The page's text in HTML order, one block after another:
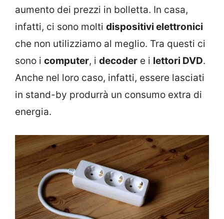
aumento dei prezzi in bolletta. In casa,
infatti, ci sono molti dispositivi elettronici
che non utilizziamo al meglio. Tra questi ci
sono i computer, i decoder e i lettori DVD.
Anche nel loro caso, infatti, essere lasciati
in stand-by produrrà un consumo extra di
energia.